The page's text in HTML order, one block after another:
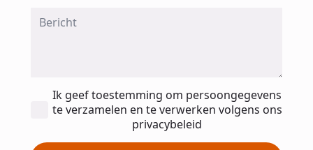
Toestemming
Ik geef toestemming om persoongegevens
te verzamelen en te verwerken volgens ons
privacybeleid